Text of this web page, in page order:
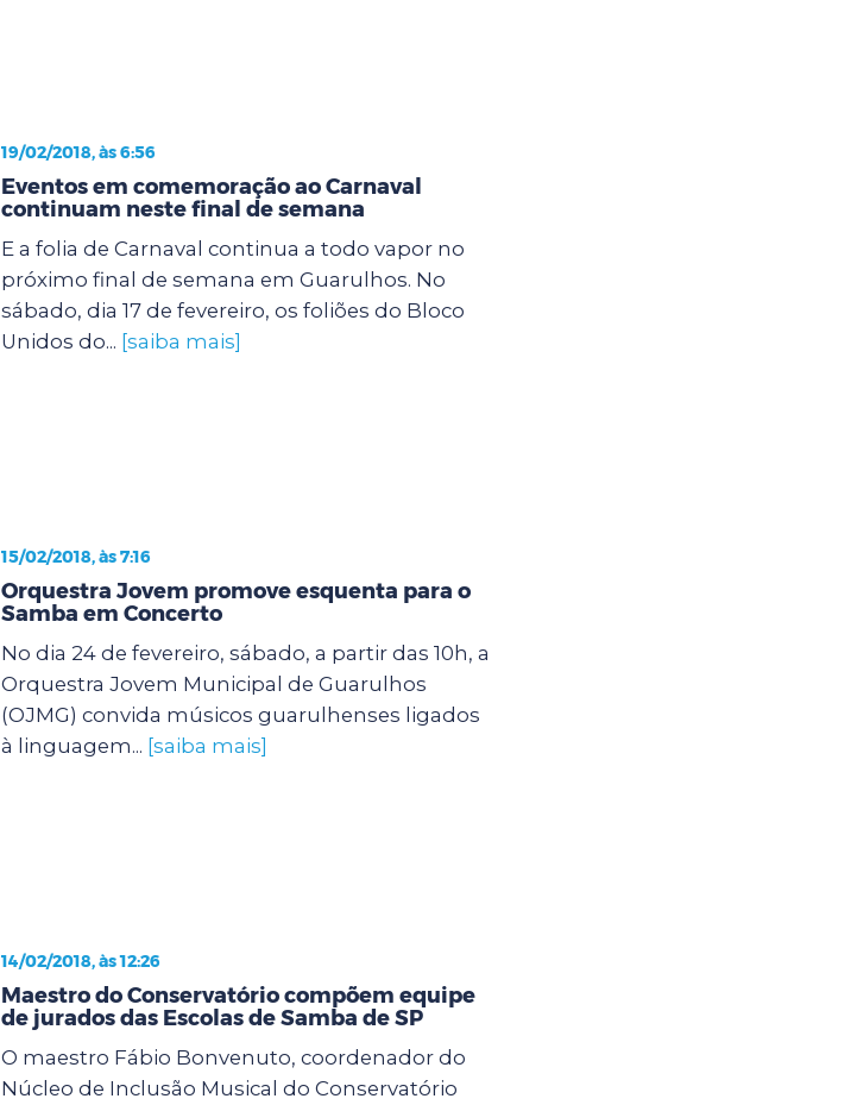
19/02/2018, às 6:56
Eventos em comemoração ao Carnaval
continuam neste final de semana
E a folia de Carnaval continua a todo vapor no
próximo final de semana em Guarulhos. No
sábado, dia 17 de fevereiro, os foliões do Bloco
Unidos do... [saiba mais]
15/02/2018, às 7:16
Orquestra Jovem promove esquenta para o
Samba em Concerto
No dia 24 de fevereiro, sábado, a partir das 10h, a
Orquestra Jovem Municipal de Guarulhos
(OJMG) convida músicos guarulhenses ligados
à linguagem... [saiba mais]
14/02/2018, às 12:26
Maestro do Conservatório compõem equipe
de jurados das Escolas de Samba de SP
O maestro Fábio Bonvenuto, coordenador do
Núcleo de Inclusão Musical do Conservatório